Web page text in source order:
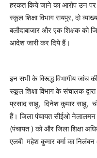
हरकत किये जाने का आरोप उन
स्कूल शिक्षा विभाग रायपुर, दो
बलौदाबाजार और एक शिक्षक को
आदेश जारी कर दिये हैं।
इन सभी के विरूद्ध विभागीय जांच
स्कूल शिक्षा विभाग के संचालक
प्रसाद साहू, दिनेश कुमार साहू,
हैं। जिला पंचायत सीईओ नेलालमन
(पंचायत ) को और जिला शिक्षा
एलबी महेश कुमार वर्मा का